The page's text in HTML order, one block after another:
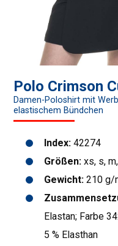
Polo Crimson
Damen-Poloshirt mit
elastischem Bündchen
Index: 42274
Größen: xs, s,
Gewicht: 210 g/
Elastan; Farbe
5 % Elasthan